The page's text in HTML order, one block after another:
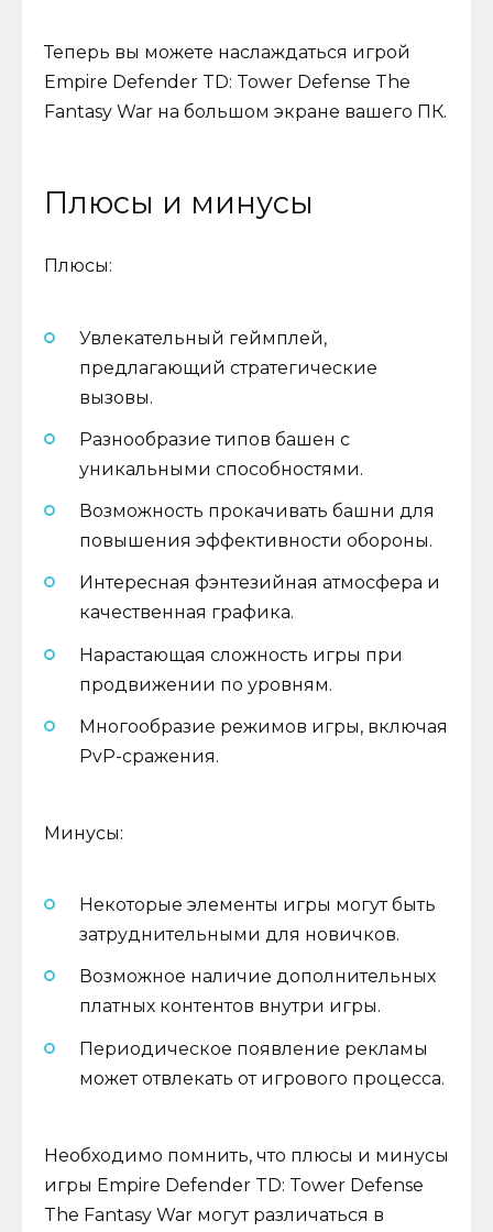
Теперь вы можете наслаждаться игрой
Empire Defender TD: Tower Defense The
Fantasy War на большом экране вашего ПК.
Плюсы и минусы
Плюсы:
Увлекательный геймплей,
предлагающий стратегические
вызовы.
Разнообразие типов башен с
уникальными способностями.
Возможность прокачивать башни для
повышения эффективности обороны.
Интересная фэнтезийная атмосфера и
качественная графика.
Нарастающая сложность игры при
продвижении по уровням.
Многообразие режимов игры, включая
PvP-сражения.
Минусы:
Некоторые элементы игры могут быть
затруднительными для новичков.
Возможное наличие дополнительных
платных контентов внутри игры.
Периодическое появление рекламы
может отвлекать от игрового процесса.
Необходимо помнить, что плюсы и минусы
игры Empire Defender TD: Tower Defense
The Fantasy War могут различаться в